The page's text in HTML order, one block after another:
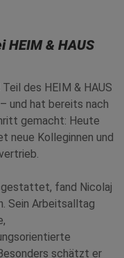
HEIM & HAUS
des HEIM & HAUS
und hat bereits nach
gemacht: Heute
neue Kolleginnen und
fand Nicolaj
Sein Arbeitsalltag
schätzt er